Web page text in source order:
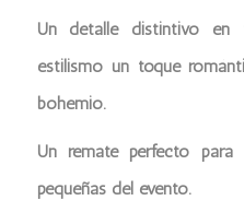
Un detalle distintivo
estilismo un toque
bohemio.
Un remate perfecto
pequeñas del evento.